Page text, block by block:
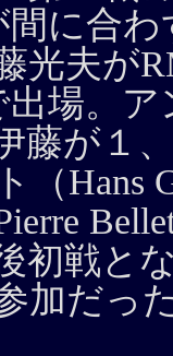
間に合
光夫が
出場。
藤が１
（Hans
初戦と
加だっ